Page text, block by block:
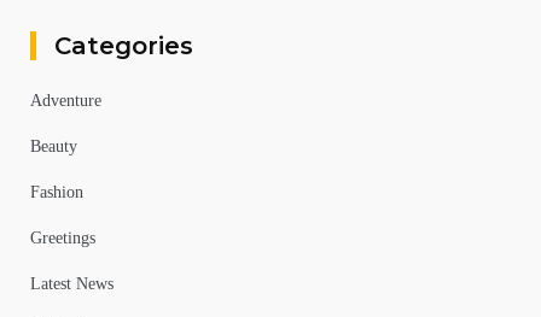
Categories
Adventure
Beauty
Fashion
Greetings
Latest News